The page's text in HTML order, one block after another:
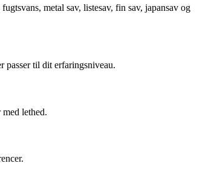
metal sav, listesav, fin sav, japansav og
til dit erfaringsniveau.
lethed.